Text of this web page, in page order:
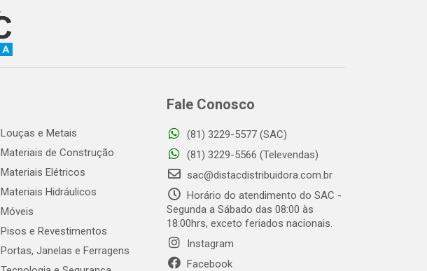
Louças e Metais
Materiais de Construção
Materiais Elétricos
Materiais Hidráulicos
Móveis
Pisos e Revestimentos
Portas, Janelas e Ferragens
Fale Conosco
(81) 3229-5577 (SAC)
(81) 3229-5566 (Televendas)
sac@distacdistribuidora.com.br
Horário do atendimento do SAC -
Segunda a Sábado das 08:00 às
18:00hrs, exceto feriados nacionais.
Instagram
Facebook